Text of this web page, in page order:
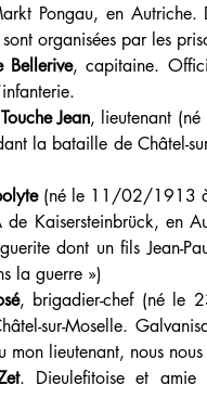
Pongau, en
organisées par les
, capitaine.
Jean, lieutenant
la bataille de Châtel-
(né le 11/02/1913 à
de Kaisersteinbrück, en
dont un fils Jean-
la guerre »)
, brigadier-chef (né le
sur-Moselle.
mon lieutenant, nous
. Dieulefitoise et